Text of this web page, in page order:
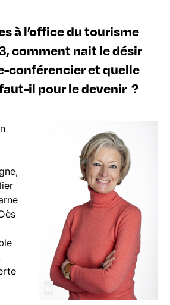
à l’office du tourisme
comment nait le désir
conférencier et quelle
il pour le devenir ?